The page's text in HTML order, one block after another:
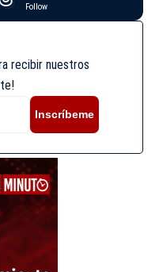
Follow
recibir nuestros
Inscríbeme